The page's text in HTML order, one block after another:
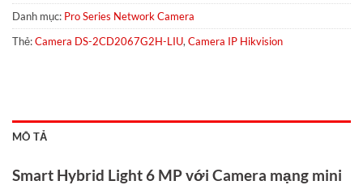
Danh mục: Pro Series Network Camera
Thẻ:Camera DS-2CD2067G2H-LIU, Camera IP Hikvision
MÔ TẢ
Smart Hybrid Light 6 MP với Camera mạng mini